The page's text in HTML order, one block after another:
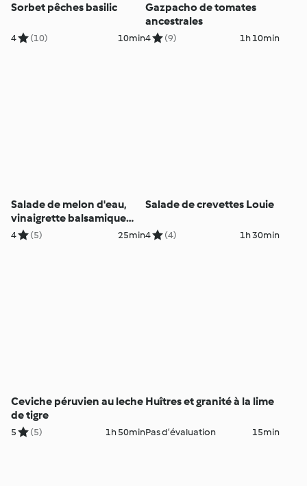
Sorbet pêches basilic
4 (10) 10min
Gazpacho de tomates
ancestrales
4 (9) 1h 10min
Salade de melon d'eau,
vinaigrette balsamique
crémeuse et noix
4 (5) 25min
Salade de crevettes Louie
4 (4) 1h 30min
Ceviche péruvien au leche
de tigre
5 (5) 1h 50min
Huîtres et granité à la lime
Pas d’évaluation 15min